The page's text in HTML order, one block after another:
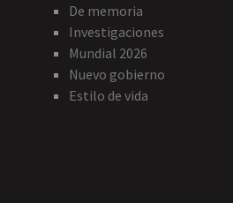
De memoria
Investigaciones
Mundial 2026
Nuevo gobierno
Estilo de vida